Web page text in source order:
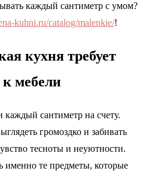
каждый сантиметр с умом?
kuhni.ru/catalog/malenkie/!
кухня требует
к мебели
сантиметр на счету.
громоздко и забивать
тесноты и неуютности.
именно те предметы, которые